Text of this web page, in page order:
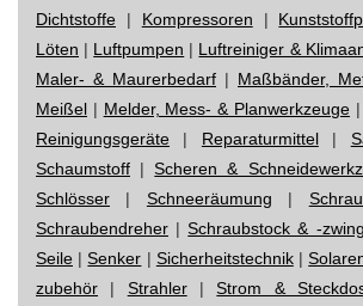
Dichtstoffe | Kompressoren |
Löten | Luftpumpen | Luftreiniger &
Maler- & Maurerbedarf | Maßbänder,
Meißel | Melder, Mess- & Planwerkzeuge |
Reinigungsgeräte | Reparaturmittel|
Schaumstoff |Scheren &
Schlösser | Schneeräumung |
Schraubendreher |Schraubstock & -
Seile |Senker | Sicherheitstechnik|
zubehör | Strahler|Strom &